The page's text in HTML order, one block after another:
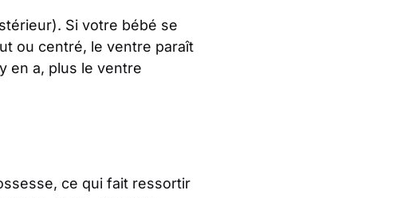
Si votre bébé se
ou centré, le ventre paraît
en a, plus le ventre
ce qui fait ressortir